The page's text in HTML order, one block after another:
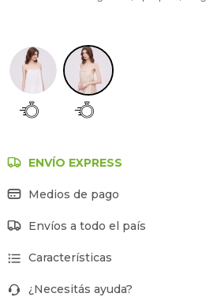
ENVÍO EXPRESS
Medios de pago
Envíos a todo el país
Características
¿Necesitás ayuda?